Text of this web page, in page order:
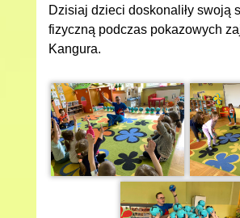
Dzisiaj dzieci doskonaliły swoją
fizyczną podczas pokazowych
Kangura.